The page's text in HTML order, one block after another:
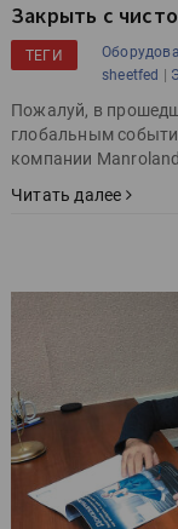
Закрыть с
ТЕГИ
sheetfed |
Пожалуй, в
глобальным
компании
Читать далее